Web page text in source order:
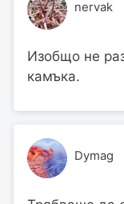
nervak
Изобщо не
камъка.
Dymag